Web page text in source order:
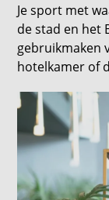
Je sport met
de stad en het
gebruikmaken
hotelkamer of